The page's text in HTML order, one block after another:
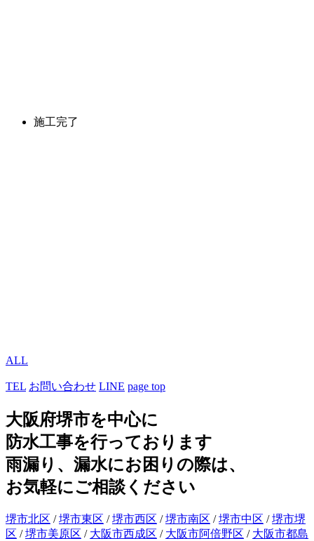
施工完了
ALL
TEL お問い合わせ LINE page top
大阪府堺市を中心に
防水工事を行っております
雨漏り、漏水にお困りの際は、
お気軽にご相談ください
堺市北区 /堺市東区 /堺市西区 /堺市南区 /堺市中区 /堺市堺
区 /堺市美原区 / 大阪市西成区 / 大阪市阿倍野区 / 大阪市都島